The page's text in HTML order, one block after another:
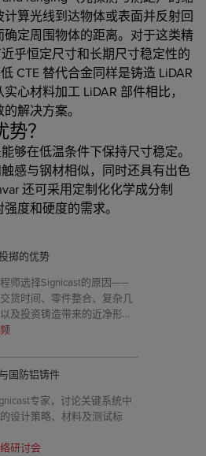
算光线到达物体或表面并反射回
定周围物体的距离。对于这类精
乎恒定尺寸和长期尺寸稳定性的
CTE 替代合金同样是铸造 LiDAR
心材料加工 LiDAR 部件相比，
解决方案。
？
够在低温条件下保持尺寸稳定。
感与钢材相似，同时还具有出色
还可采用定制化化学成分制
度和硬度的需求。
掷的优势
师选择Signicast的原因——
货时间、零件整合、复杂几
及投资铸造带来的近净形状
国防铝铸件
专家，讨论关键系统中
设计策略、材料及测试标
研讨会